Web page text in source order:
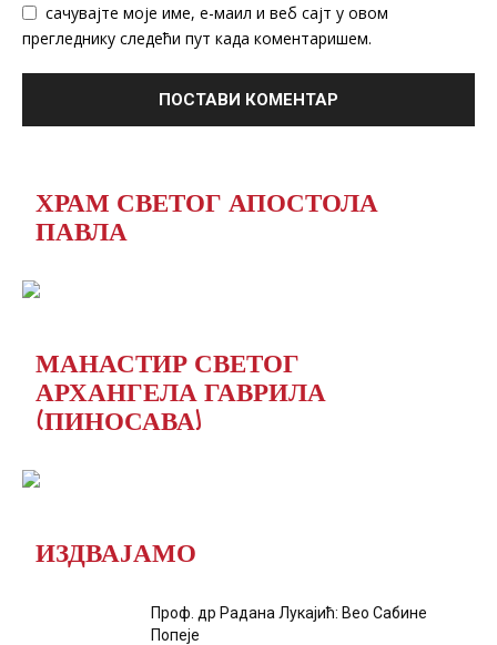
сачувајте моје име, е-маил и веб сајт у овом
прегледнику следећи пут када коментаришем.
ХРАМ СВЕТОГ АПОСТОЛА
ПАВЛА
МАНАСТИР СВЕТОГ
АРХАНГЕЛА ГАВРИЛА
(ПИНОСАВА)
ИЗДВАЈАМО
Проф. др Радана Лукајић: Вео Сабине
Попеје